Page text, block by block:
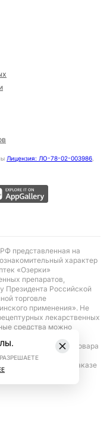
Лицензия: ЛО-78-02-003986,
представленная на
характер
«Озерки»
препаратов,
Президента Российской
торговле
применения». Не
лекарственных
средства можно
аптеке при
Бронирование товара
заказа в
только при заказе